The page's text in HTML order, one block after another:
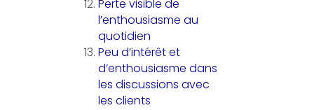
Perte visible de
l’enthousiasme au
quotidien
Peu d’intérêt et
d’enthousiasme dans
les discussions avec
les clients